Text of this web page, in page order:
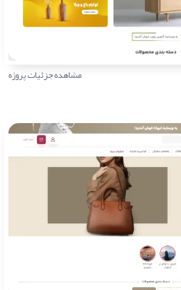
مشاهده جزئیات پروژه